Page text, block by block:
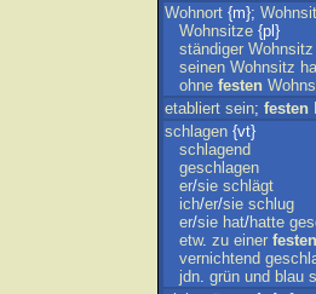
Wohnort {m};
Wohnsitze {pl}
ständiger Wohnsitz
seinen Wohnsitz
ohne festen
etabliert sein; festen
schlagen {vt}
schlagend
geschlagen
er/sie schlägt
ich/er/sie schlug
er/sie hat/hatte
etw. zu einer festen
vernichtend
jdn. grün und blau